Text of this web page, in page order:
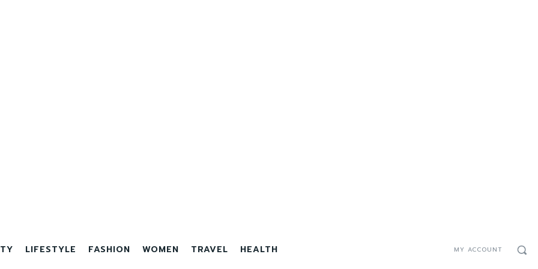
LIFESTYLE FASHION WOMEN TRAVEL HEALTH MY ACCOUNT